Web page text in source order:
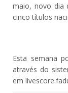
maio, novo dia
cinco títulos
Esta semana
através do
em